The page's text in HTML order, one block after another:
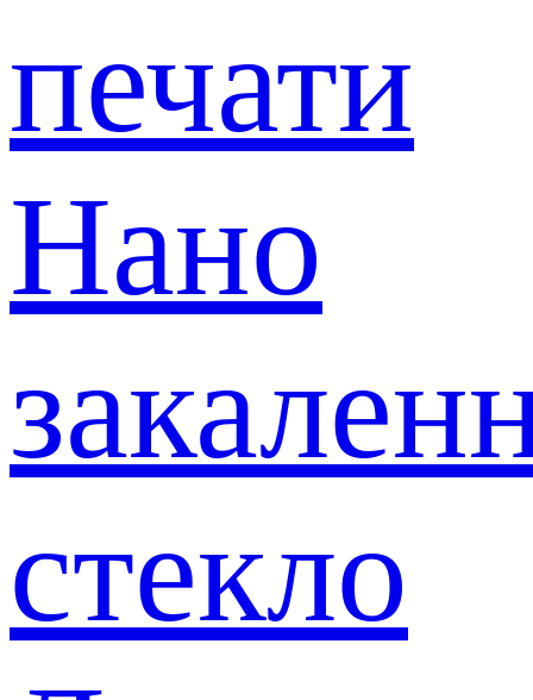
печати
Нано
стекло